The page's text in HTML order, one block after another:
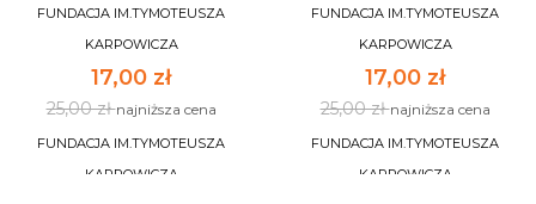
FUNDACJA IM.TYMOTEUSZA
KARPOWICZA
17,00 zł
25,00 złnajniższa cena
FUNDACJA IM.TYMOTEUSZA
KARPOWICZA
FUNDACJA IM.TYMOTEUSZA
KARPOWICZA
17,00 zł
25,00 złnajniższa cena
FUNDACJA IM.TYMOTEUSZA
KARPOWICZA